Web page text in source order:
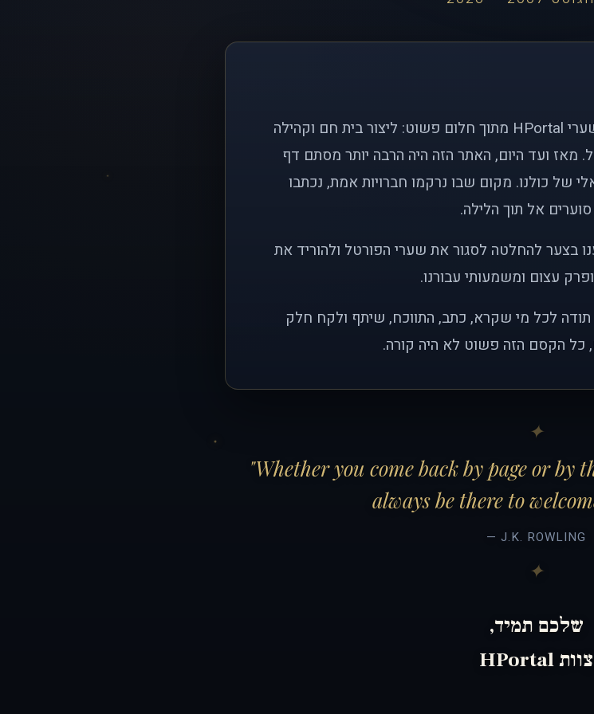
לפני כמעט שני עשורים, פתחנו את שערי HPortal מתוך חלום פשוט: ליצור בית חם וקהילה
מאז ועד היום, האתר הזה היה הרבה יותר מסתם דף
של כולנו. מקום שבו נרקמו חברויות אמת, נכתבו
סוערים אל תוך הלילה.
בצער להחלטה לסגור את שערי הפורטל ולהוריד את
עצום ומשמעותי עבורנו.
תודה לכל מי שקרא, כתב, התווכח, שיתף ולקח חלק
כל הקסם הזה פשוט לא היה קורה.
"Whether you come back by page or by
always be there to
— J.K. ROWLING
שלכם תמיד,
צוות HPortal